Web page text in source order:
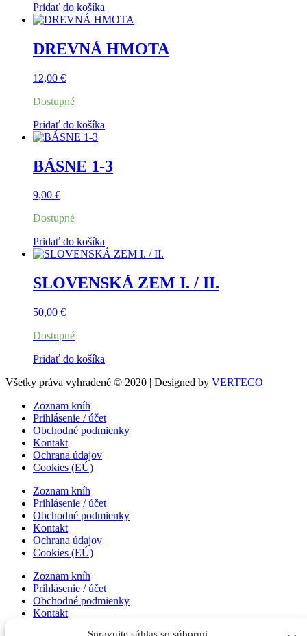
Pridať do košíka
DREVNÁ HMOTA
12,00 €
Dostupné
Pridať do košíka
BÁSNE 1-3
9,00 €
Dostupné
Pridať do košíka
SLOVENSKÁ ZEM I. / II.
50,00 €
Dostupné
Pridať do košíka
Všetky práva vyhradené © 2020 | Designed by VERTECO
Zoznam kníh
Prihlásenie / účet
Obchodné podmienky
Kontakt
Ochrana údajov
Cookies (EÚ)
Zoznam kníh
Prihlásenie / účet
Obchodné podmienky
Kontakt
Ochrana údajov
Cookies (EÚ)
Zoznam kníh
Prihlásenie / účet
Obchodné podmienky
Kontakt